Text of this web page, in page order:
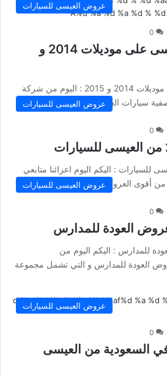
عروض العيسى للسيارات
0
تصفية سيارات العيسى على موديلات 2014 و
تصفية سيارات العيسى على موديلات 2014 و 2015 : اليوم من شركة
سيارات العيسى على موديلات…
عروض العيسى للسيارات
0
2017 من العيسى للسيارات : اليكم اليوم اعزائنا متابعي
أقوى العروض و التخفييضات…
عروض العيسى للسيارات
0
العودة للمدارس
للمدارس : اليكم اليوم من
العودة للمدارس و التي تشمل مجموعة
عروض العيسى للسيارات
0
التيما 2017 في السعودية من العيسى